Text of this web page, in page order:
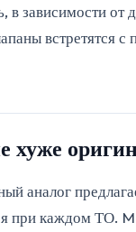
зависимости от
хуже
аналог
при каждом ТО.